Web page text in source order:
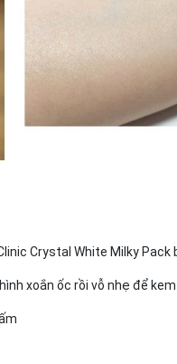
Crystal White Milky Pack
xoắn ốc rồi vỗ nhẹ để